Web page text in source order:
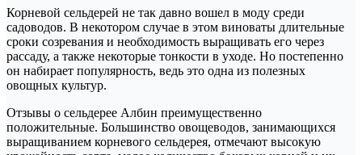
Корневой сельдерей не так давно вошел в моду среди
садоводов. В некотором случае в этом виноваты длительные
сроки созревания и необходимость выращивать его через
рассаду, а также некоторые тонкости в уходе. Но постепенно
он набирает популярность, ведь это одна из полезных
овощных культур.
Отзывы о сельдерее Албин преимущественно
положительные. Большинство овощеводов, занимающихся
выращиванием корневого сельдерея, отмечают высокую